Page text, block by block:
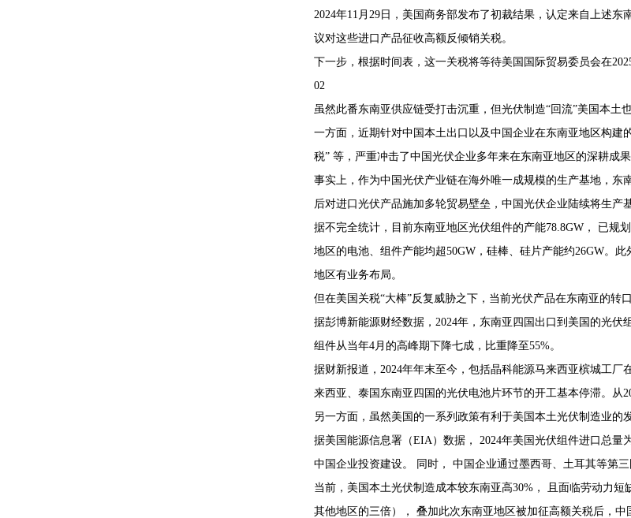
2024年11月29日，美国商务部发布了初裁结果，认定来自上述
议对这些进口产品征收高额反倾销关税。
下一步，根据时间表，这一关税将等待美国国际贸易委员会在
02
虽然此番东南亚供应链受打击沉重，但光伏制造“回流”美国本土也
一方面，近期针对中国本土出口以及中国企业在东南亚地区构
税” 等，严重冲击了中国光伏企业多年来在东南亚地区的深耕成果
事实上，作为中国光伏产业链在海外唯一成规模的生产基地，
后对进口光伏产品施加多轮贸易壁垒，中国光伏企业陆续将生产
据不完全统计，目前东南亚地区光伏组件的产能78.8GW， 已规
地区的电池、组件产能均超50GW，硅棒、硅片产能约26GW。
地区有业务布局。
但在美国关税“大棒”反复威胁之下，当前光伏产品在东南亚的转
据彭博新能源财经数据，2024年，东南亚四国出口到美国的光伏
组件从当年4月的高峰期下降七成，比重降至55%。
据财新报道，2024年年末至今，包括晶科能源马来西亚槟城工
来西亚、泰国东南亚四国的光伏电池片环节的开工基本停滞。从
另一方面，虽然美国的一系列政策有利于美国本土光伏制造业的
据美国能源信息署（EIA）数据， 2024年美国光伏组件进口总量
中国企业投资建设。 同时， 中国企业通过墨西哥、土耳其等第
当前，美国本土光伏制造成本较东南亚高30%， 且面临劳动力
其他地区的三倍）， 叠加此次东南亚地区被加征高额关税后，